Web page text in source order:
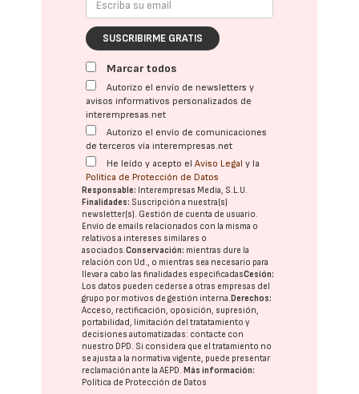
SUSCRIBIRME GRATIS
Marcar todos
Autorizo el envío de newsletters y
avisos informativos personalizados de
interempresas.net
Autorizo el envío de comunicaciones
de terceros vía interempresas.net
He leído y acepto elAviso Legal y la
Política de Protección de Datos
Responsable: Interempresas Media, S.L.U.
Finalidades: Suscripción a nuestra(s)
newsletter(s). Gestión de cuenta de usuario.
Envío de emails relacionados con la misma o
relativos a intereses similares o
asociados.Conservación: mientras dure la
relación con Ud., o mientras sea necesario para
llevar a cabo las finalidades especificadasCesión:
Los datos pueden cederse a otras empresas del
grupo por motivos de gestión interna. Derechos:
Acceso, rectificación, oposición, supresión,
portabilidad, limitación del tratatamiento y
decisiones automatizadas: contacte con
nuestro DPD. Si considera que el tratamiento no
se ajusta a la normativa vigente, puede presentar
reclamación ante laAEPD. Más información:
Política de Protección de Datos